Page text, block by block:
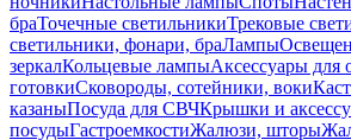
браТочечные светильникиТрековые
светильники, фонари, браЛампы
зеркалКольцевые лампыАксессуары для
готовкиСковороды, сотейники, воки
казаныПосуда для СВЧКрышки и
посудыГастроемкостиЖалюзи, шторы